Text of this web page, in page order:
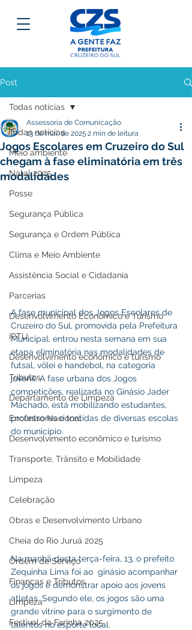
Post
Todas notícias
Meio ambiente
Natal 2025
Posse
Segurança Pública
Segurança e Ordem Pública
Clima e Meio Ambiente
Assistência Social e Cidadania
Parcerias
Desenvolvimento Econômico e Turismo
IPTU
Desenvolvimento econômico e turismo
Tributos
Departamento de Limpeza
Encontro Nacional
Desenvolvimento econômico e turismo
Transporte, Trânsito e Mobilidade
Limpeza
Celebração
Obras e Desenvolvimento Urbano
Cheia do Rio Juruá 2025
Ordem de Serviço
Finanças e Tributos
Limpeza
Festival da Farinha 2025
Todas notícias
Jogos Escolares em Cruzeiro do Sul
chegam à fase eliminatória em três
modalidades
Assessoria de Comunicação
13 de mai. de 2025 2 min de leitura
A fase municipal dos Jogos Escolares de
Cruzeiro do Sul, promovida pela Prefeitura
Municipal, entrou nesta semana em sua
etapa eliminatória nas modalidades de
futsal, vôlei e handebol, na categoria
juvenil. A fase urbana dos Jogos
competições, realizada no Ginásio Jader
Machado, está mobilizando estudantes,
professores e torcidas de diversas escolas
do município.
Na manhã desta terça-feira, 13, o prefeito
Zequinha Lima foi ao  ginásio acompanhar
os jogos e demonstrar apoio aos jovens
atletas. Segundo ele, os jogos são uma
grande vitrine para o surgimento de
talentos no esporte local.